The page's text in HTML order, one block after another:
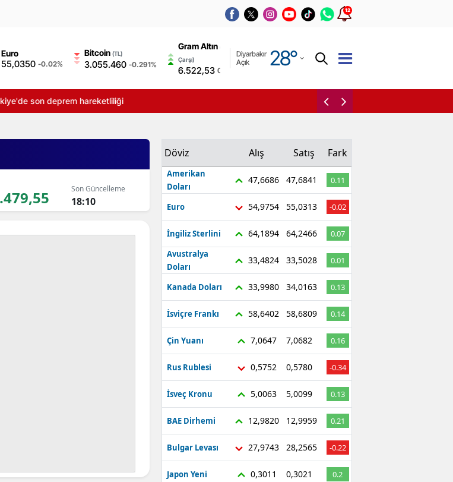
12
Euro
55,0350 -0.02%
Bitcoin(TL)
3.055.460 -0.291%
Gram Altın(Kapalı
Çarşı)
6.522,53 0,00%
Diyarbakır
Açık
28°
Adıyaman
Ankara
Antalya
Artvin
Aydın
Balıkesir
Bingöl
Bitlis
Bolu
Bursa
Çanakkale
Çankırı
Çorum
son deprem hareketliliği
Son Güncelleme
18:10
Döviz Alış Satış Fark
Amerikan
Doları
47,6686 47,6841 0.11
Euro 54,9754 55,0313 -0.02
İngiliz Sterlini 64,1894 64,2466
0.07
Avustralya
Doları
33,4824 33,5028 0.01
Kanada Doları 33,9980 34,0163 0.13
İsviçre Frankı 58,6402 58,6809 0.14
Çin Yuanı 7,0647 7,0682 0.16
Rus Rublesi 0,5752 0,5780 -0.34
İsveç Kronu 5,0063 5,0099 0.13
BAE Dirhemi 12,9820 12,9959 0.21
Bulgar Levası 27,9743 28,2565 -0.22
Japon Yeni 0,3011 0,3021 0.2